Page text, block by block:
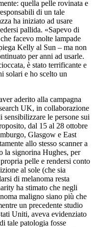
quella pelle rovinata e
di un tale
ha iniziato ad usare
pallida. «Sapevo di
facevo molte lampade
Kelly al Sun – ma non
per anni ad usarle.
è stato terrificante e
solari e ho scelto un
aderito alla campagna
UK, in collaborazione
le persone sui
dal 15 al 28 ottobre
Glasgow e East
allo stesso scanner a
la signorina Hughes, per
pelle e rendersi conto
al sole (che sia
di melanoma resta
ha stimato che negli
maligno siano più che
un precedente studio
Uniti, aveva evidenziato
tale patologia fosse